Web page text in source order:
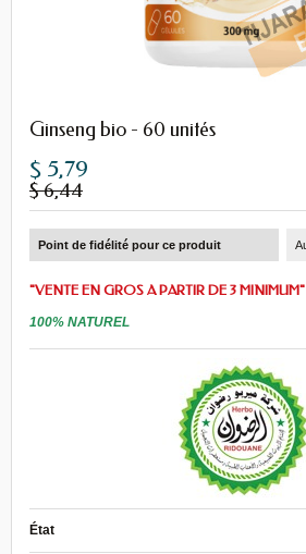
Ginseng bio - 60 unités
$ 5,79
$ 6,44
Point de fidélité pour ce produit
"VENTE EN GROS A PARTIR DE 3 MINIMUM"
100% NATUREL
État